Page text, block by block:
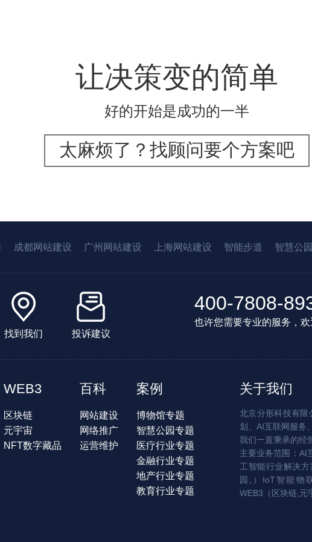
让决策变的简单
好的开始是成功的一半
太麻烦了？找顾问要个方案吧
成都网站建设 广州网站建设 上海网站建设 智能步道 智慧公园
找到我们 投诉建议
400-7808-
也许您需要专业的服务，
WEB3
区块链
元宇宙
NFT数字藏品
百科
网站建设
网络推广
运营维护
案例
博物馆专题
智慧公园专题
医疗行业专题
金融行业专题
地产行业专题
教育行业专题
关于我们
北京分形科技有限
划、AI互联网服务
我们一直秉承的经
主要业务范围：AI
工智能行业解决
园,）IoT智能物
WEB3（区块链,元